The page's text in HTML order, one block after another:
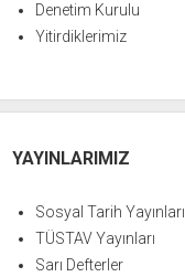
Denetim Kurulu
Yitirdiklerimiz
YAYINLARIMIZ
Sosyal Tarih Yayınları
TÜSTAV Yayınları
Sarı Defterler